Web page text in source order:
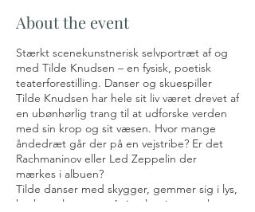
About the event
Stærkt scenekunstnerisk selvportræt af og
med Tilde Knudsen – en fysisk, poetisk
teaterforestilling. Danser og skuespiller
Tilde Knudsen har hele sit liv været drevet af
en ubønhørlig trang til at udforske verden
med sin krop og sit væsen. Hvor mange
åndedræt går der på en vejstribe? Er det
Rachmaninov eller Led Zeppelin der
mærkes i albuen?
Tilde danser med skygger, gemmer sig i lys,
husker, glemmer, går i opløsning, samles,